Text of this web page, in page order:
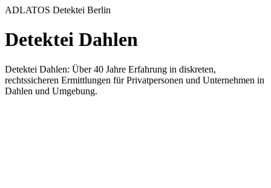
ADLATOS Detektei Berlin
Detektei Dahlen
Detektei Dahlen: Über 40 Jahre Erfahrung in diskreten,
rechtssicheren Ermittlungen für Privatpersonen und Unternehmen in
Dahlen und Umgebung.